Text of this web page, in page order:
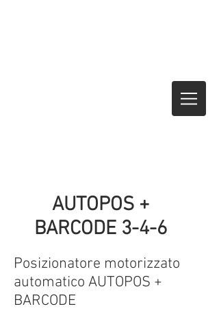
AUTOPOS +
BARCODE 3-4-6
Posizionatore motorizzato
automatico AUTOPOS +
BARCODE